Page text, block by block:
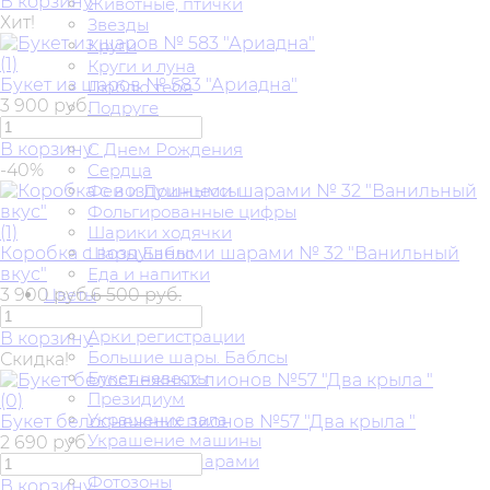
Звезды
Круги
Круги и луна
Люблю тебя
Подруге
С Днем Рождения
Сердца
Феи и Принцессы
Фольгированные цифры
Шарики ходячки
Шары Баблс
Еда и напитки
Цветы
Арки регистрации
Большие шары. Баблсы
Букет невесты
Президиум
Украшение зала
Украшение машины
Украшение шарами
Фотозоны
Хит!
(1)
Букет из шаров № 583 "Ариадна"
3 900 руб.
В корзину
-40%
(1)
Коробка с воздушными шарами № 32 "Ванильный
вкус"
3 900 руб.6 500 руб.
В корзину
Скидка!
(0)
Букет белоснежных пионов №57 "Два крыла "
2 690 руб.